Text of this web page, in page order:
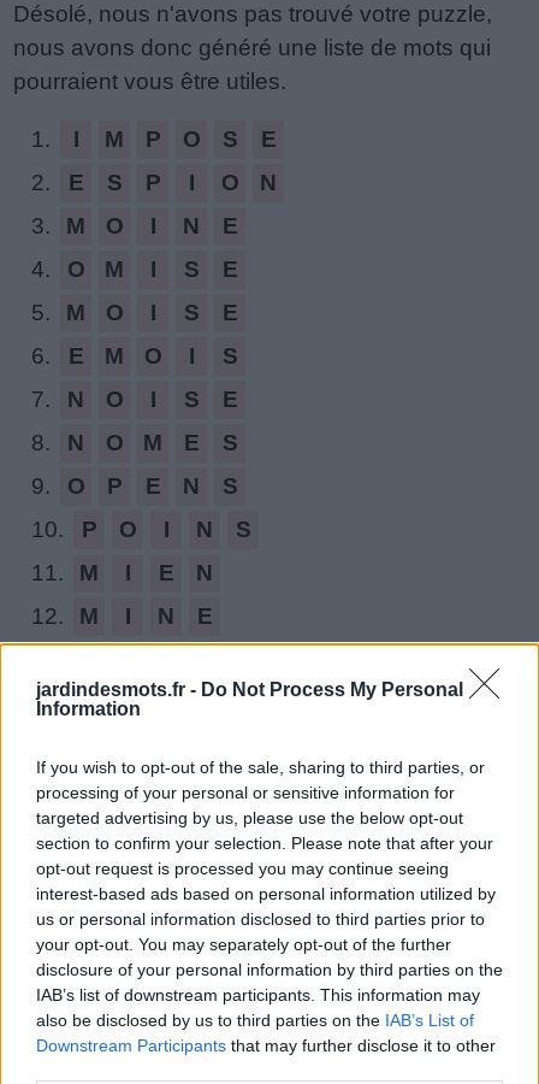
jardindesmots.fr - Do Not Process My Personal
Information
If you wish to opt-out of the sale, sharing to third parties, or
processing of your personal or sensitive information for
targeted advertising by us, please use the below opt-out
section to confirm your selection. Please note that after your
opt-out request is processed you may continue seeing
interest-based ads based on personal information utilized by
us or personal information disclosed to third parties prior to
your opt-out. You may separately opt-out of the further
disclosure of your personal information by third parties on the
IAB’s list of downstream participants. This information may
also be disclosed by us to third parties on the IAB’s List of
Downstream Participants that may further disclose it to other
lettres
de
puzzle:
Désolé, nous n'avons pas trouvé votre puzzle,
nous avons donc généré une liste de mots qui
pourraient vous être utiles.
1. I M P O S
E
2.
E S P I O
N
3.
M O I N
E
4.
O M I S
E
5.
M O I S
E
6.
E M O I
S
7.
N O I S
E
8.
N O M E
S
9.
O P E N
S
10.
P O I N
S
11.
M I E
N
12.
M I N
E
14. N O I
E
16. M I E
S
17.
M
E
18. E M I
S
19. N I E
S
20. S E I
N
21. S I E
N
22. M E N
S